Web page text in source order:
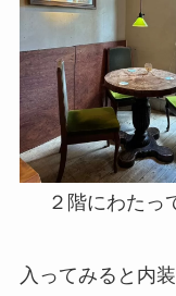
２階にわたっ
入ってみると内